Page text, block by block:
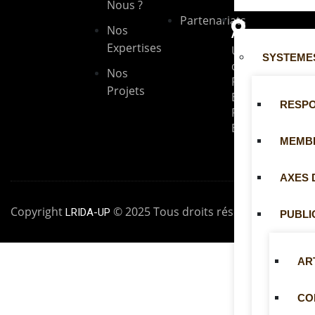
UNITÉS
AXES
Nous ?
Nos
Expertises
Nos
Projets
Partenariats
Adresse
Université
de
Parakou --
BP: 1269
Parakou,
Bénin
Copyright LRIDA-UP © 2025 Tous droits réservés